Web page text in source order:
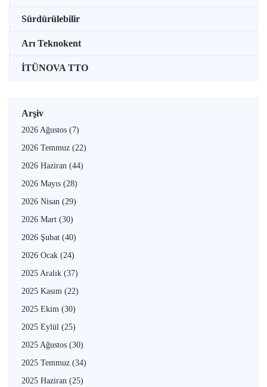
Sürdürülebilir
Arı Teknokent
İTÜNOVA TTO
Arşiv
2026 Ağustos (7)
2026 Temmuz (22)
2026 Haziran (44)
2026 Mayıs (28)
2026 Nisan (29)
2026 Mart (30)
2026 Şubat (40)
2026 Ocak (24)
2025 Aralık (37)
2025 Kasım (22)
2025 Ekim (30)
2025 Eylül (25)
2025 Ağustos (30)
2025 Temmuz (34)
2025 Haziran (25)